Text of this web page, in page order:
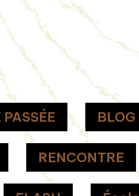
BLOG
RENCONTRE